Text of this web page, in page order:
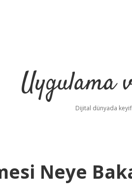
Uygulama
Dijital dünyada
Neye